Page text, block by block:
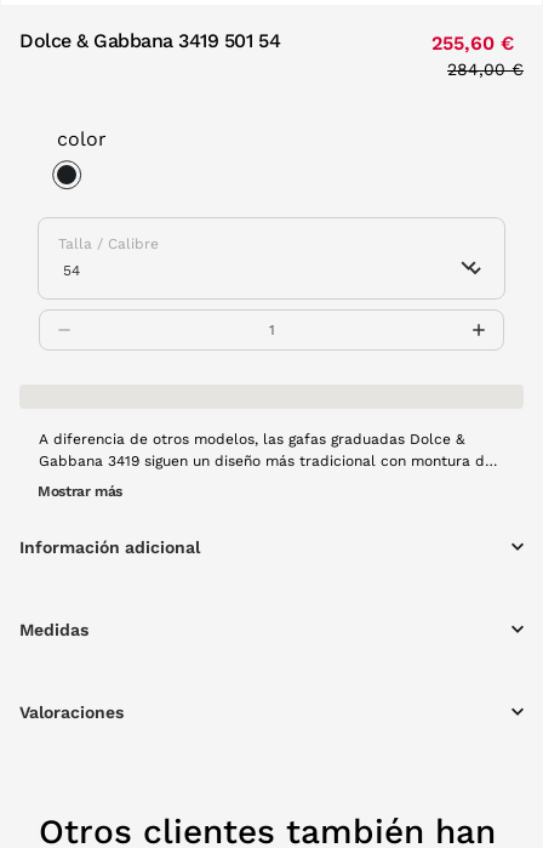
Dolce & Gabbana 3419 501 54 255,60 €
Price
284,00 €
color
Talla / Calibre
A diferencia de otros modelos, las gafas graduadas Dolce &
Gabbana 3419 siguen un diseño más tradicional con montura de
pasta en color negro, pero combina a la perfección con el
Mostrar más
Información adicional
Medidas
Valoraciones
Otros clientes también han